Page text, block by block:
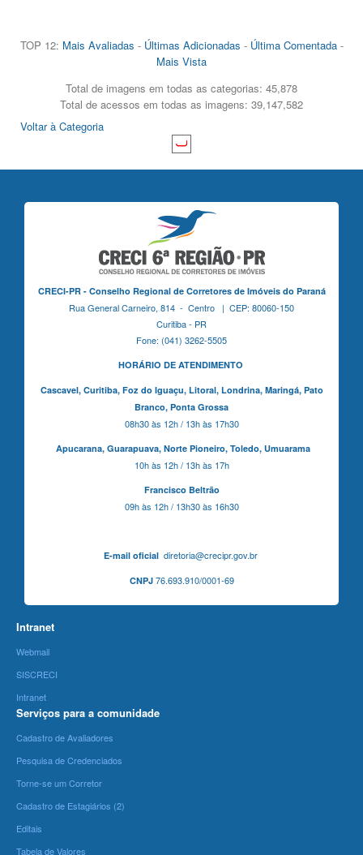
TOP 12: Mais Avaliadas - Últimas Adicionadas - Última Comentada-
Mais Vista
Total de imagens em todas as categorias: 45,878
Total de acessos em todas as imagens: 39,147,582
Voltar à Categoria
CRECI-PR - Conselho Regional de Corretores de Imóveis do Paraná
Rua General Carneiro, 814 - Centro | CEP: 80060-150
Curitiba - PR
Fone: (041) 3262-5505
HORÁRIO DE ATENDIMENTO
Cascavel, Curitiba,Foz do Iguaçu, Litoral, Londrina, Maringá, Pato
Branco, Ponta Grossa
08h30 às 12h / 13h às 17h30
Apucarana, Guarapuava, Norte Pioneiro, Toledo, Umuarama
10h às 12h / 13h às 17h
Francisco Beltrão
09h às 12h / 13h30 às 16h30
E-mail oficialdiretoria@crecipr.gov.br
CNPJ76.693.910/0001-69
Intranet
Webmail
SISCRECI
Intranet
Serviços para a comunidade
Cadastro de Avaliadores
Pesquisa de Credenciados
Torne-se um Corretor
Cadastro de Estagiários (2)
Editais
Tabela de Valores